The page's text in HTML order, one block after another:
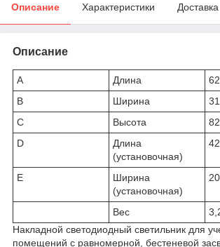
Описание Характеристики Доставка
Описание
A Длина
B
Ширина
C
Высота
D
Длина
(установочная)
E
Ширина
(установочная)
Вес
Накладной светодиодный светильник для
помещений с равномерной, бестеневой